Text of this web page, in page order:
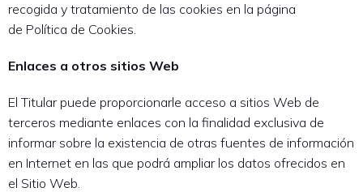
recogida y tratamiento de las cookies en la página
de Política de Cookies.
Enlaces a otros sitios Web
El Titular puede proporcionarle acceso a sitios Web de
terceros mediante enlaces con la finalidad exclusiva de
informar sobre la existencia de otras fuentes de información
en Internet en las que podrá ampliar los datos ofrecidos en
el Sitio Web.